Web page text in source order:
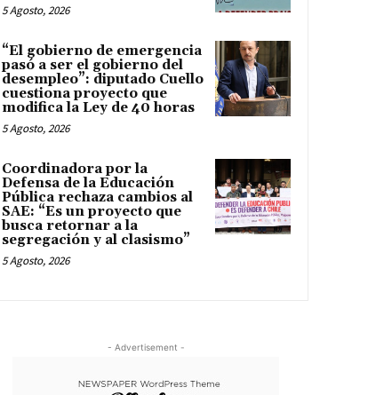
5 Agosto, 2026
“El gobierno de emergencia
pasó a ser el gobierno del
desempleo”: diputado Cuello
cuestiona proyecto que
modifica la Ley de 40 horas
5 Agosto, 2026
Coordinadora por la
Defensa de la Educación
Pública rechaza cambios al
SAE: “Es un proyecto que
busca retornar a la
segregación y al clasismo”
5 Agosto, 2026
- Advertisement -